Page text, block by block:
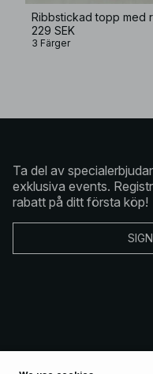
Ribbstickad topp med
229 SEK
3 Färger
Ta del av
exklusiva events.
rabatt på ditt första köp!